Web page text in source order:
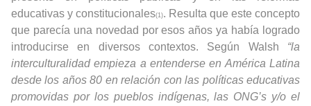
educativas y constitucionales(1). Resulta que este concepto
que parecía una novedad por esos años ya había logrado
introducirse en diversos contextos. Según Walsh “la
interculturalidad empieza a entenderse en América Latina
desde los años 80 en relación con las políticas educativas
promovidas por los pueblos indígenas, las ONG’s y/o el